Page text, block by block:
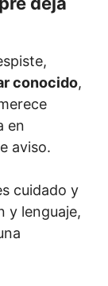
conocido,
en
aviso.
cuidado y
y lenguaje,